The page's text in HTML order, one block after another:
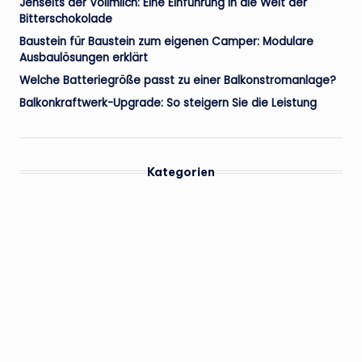
Bitterschokolade
Baustein für Baustein zum eigenen Camper: Modulare
Ausbaulösungen erklärt
Welche Batteriegröße passt zu einer Balkonstromanlage?
Balkonkraftwerk-Upgrade: So steigern Sie die Leistung
Kategorien